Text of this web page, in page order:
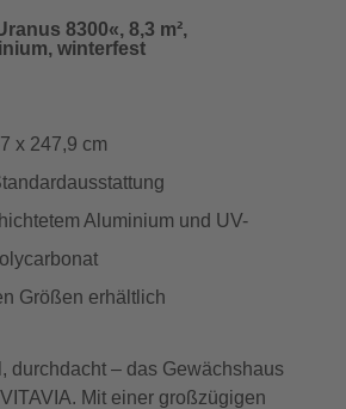
8300«, 8,3 m²,
winterfest
x 247,9 cm
Aluminium und UV-
Größen erhältlich
durchdacht – das Gewächshaus
Mit einer großzügigen